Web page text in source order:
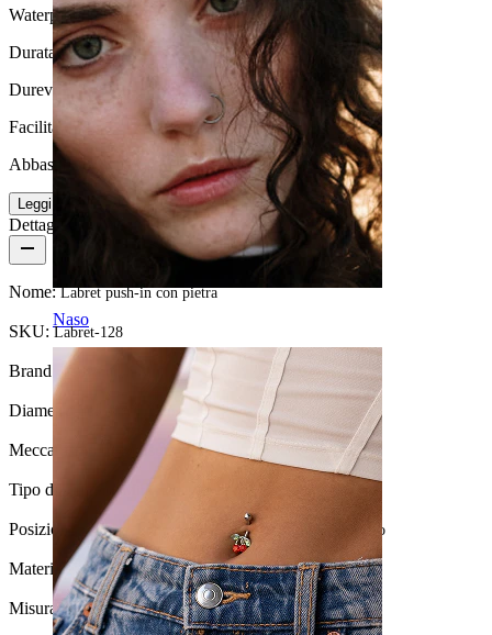
Naso
Waterproof
Durata
Durevole
Facilità d'uso
Abbastanza facile
Leggi di più
Dettagli del prodotto
Nome:Labret push-in con pietra
SKU:Labret-128
Brand:Bodymod Essentials
Diametro del filo: 1,2 mm
Meccanismo di chiusura: Push-in
Tipo di gioiello:Mini labret, Labret, Flatback
Posizione: Tragus, Lobo, Helix, Conch, Anti-helix, Labbro
Materiale:Acciaio chirurgico
Misura della sfera:2 mm.